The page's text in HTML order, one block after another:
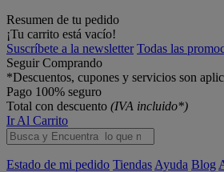
Resumen de tu pedido
¡Tu carrito está vacío!
Suscríbete a la newsletter Todas las
Seguir Comprando
*Descuentos, cupones y servicios son
Pago 100% seguro
Total con descuento (IVA incluido*)
Ir Al Carrito
Estado de mi pedido Tiendas Ayuda Blog